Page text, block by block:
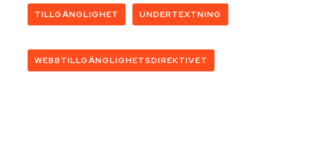
TILLGÄNGLIGHET UNDERTEXTNING
WEBBTILLGÄNGLIGHETSDIREKTIVET